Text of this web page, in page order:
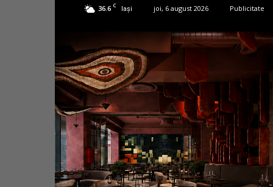
36.6 C Iași joi, 6 august 2026 Publicitate